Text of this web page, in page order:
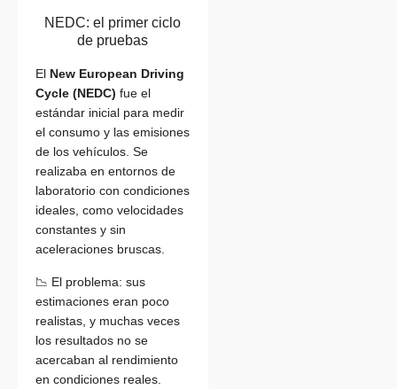
NEDC: el primer ciclo
de pruebas
El New European Driving
Cycle (NEDC) fue el
estándar inicial para medir
el consumo y las emisiones
de los vehículos. Se
realizaba en entornos de
laboratorio con condiciones
ideales, como velocidades
constantes y sin
aceleraciones bruscas.
📉 El problema: sus
estimaciones eran poco
realistas, y muchas veces
los resultados no se
acercaban al rendimiento
en condiciones reales.